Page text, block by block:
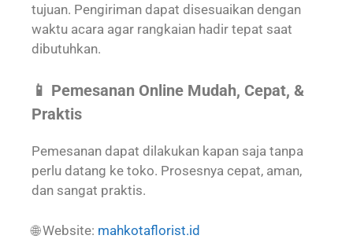
tujuan. Pengiriman dapat disesuaikan dengan
waktu acara agar rangkaian hadir tepat saat
dibutuhkan.
📱 Pemesanan Online Mudah, Cepat, &
Praktis
Pemesanan dapat dilakukan kapan saja tanpa
perlu datang ke toko. Prosesnya cepat, aman,
dan sangat praktis.
🌐 Website: mahkotaflorist.id